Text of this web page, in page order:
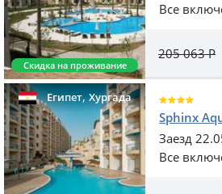
Скидка на проживание
Все
205 063Р
Египет,Хургада
Sphinx
Заезд
Все